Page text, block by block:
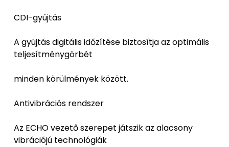
CDI-gyújtás
A gyújtás digitális időzítése biztosítja az optimális
teljesítménygörbét
minden körülmények között.
Antivibrációs rendszer
Az ECHO vezető szerepet játszik az alacsony
vibrációjú technológiák